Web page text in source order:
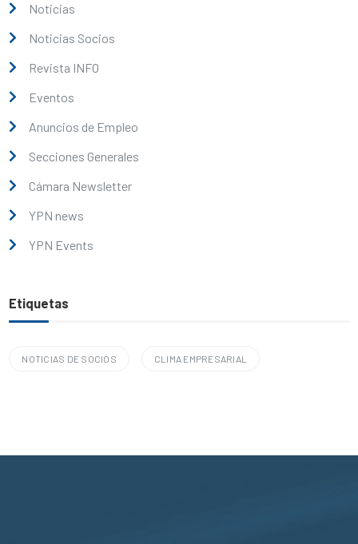
Noticias
Noticias Socios
Revista INFO
Eventos
Anuncios de Empleo
Secciones Generales
Cámara Newsletter
YPN news
YPN Events
Etiquetas
NOTICIAS DE SOCIOS CLIMA EMPRESARIAL